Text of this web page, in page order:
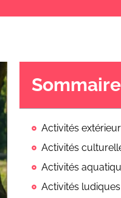
Sommaire
Activités
Activités
Activités
Activités